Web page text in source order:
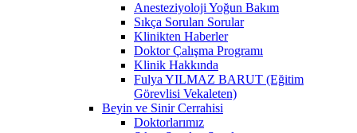
Anesteziyoloji Yoğun Bakım
Sıkça Sorulan Sorular
Klinikten Haberler
Doktor Çalışma Programı
Klinik Hakkında
Fulya YILMAZ BARUT (Eğitim
Görevlisi Vekaleten)
Beyin ve Sinir Cerrahisi
Doktorlarımız